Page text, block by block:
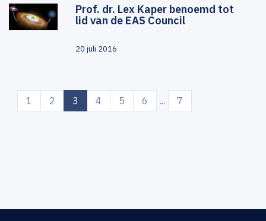
Prof. dr. Lex Kaper benoemd tot
lid van de EAS Council
20 juli 2016
1 2 3 (current)
4 5 6 ... 7